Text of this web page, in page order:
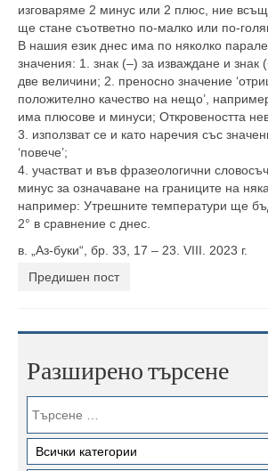
изговаряме 2 минус или 2 плюс, ние
ще стане съответно по-малко или по-
В нашия език днес има по няколко
значения: 1. знак (–) за изваждане и знак
две величини; 2. преносно значение
положително качество на нещо’,
има плюсове и минуси; Откровеността
3. използват се и като наречия със
‘повече’;
4. участват и във фразеологични
минус за означаване на границите на
например: Утрешните температури ще
2° в сравнение с днес.
в. „Аз-буки“, бр. 33, 17 – 23. VIII. 2023 г.
Предишен пост
Разширено търсене